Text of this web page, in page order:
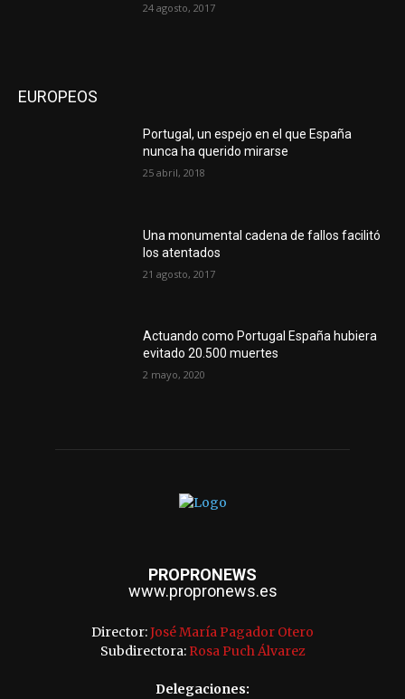
24 agosto, 2017
EUROPEOS
Portugal, un espejo en el que España
nunca ha querido mirarse
25 abril, 2018
Una monumental cadena de fallos facilitó
los atentados
21 agosto, 2017
Actuando como Portugal España hubiera
evitado 20.500 muertes
2 mayo, 2020
PROPRONEWS
www.propronews.es
Director:José María Pagador Otero
Subdirectora: Rosa Puch Álvarez
Delegaciones: